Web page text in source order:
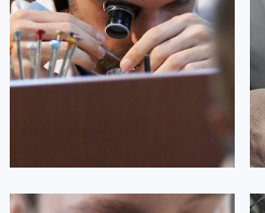
Guangzhou Jaeger Maintain center
 广州积家维修